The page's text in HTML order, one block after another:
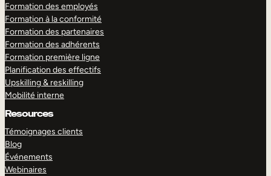
Formation des employés
Formation à la conformité
Formation des partenaires
Formation des adhérents
Formation première ligne
Planification des effectifs
Upskilling & reskilling
Mobilité interne
Resources
Témoignages clients
Blog
Événements
Webinaires